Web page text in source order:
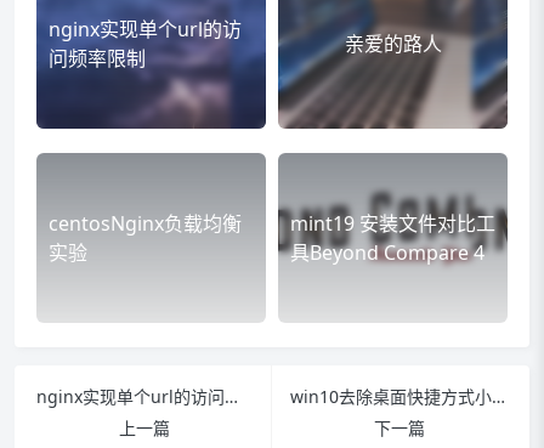
nginx实现单个url的访
问频率限制
亲爱的路人
centosNginx负载均衡
实验
mint19 安装文件对比工
具Beyond Compare 4
nginx实现单个url的访问频率限制
上一篇
win10去除桌面快捷方式小箭头bat脚本
下一篇